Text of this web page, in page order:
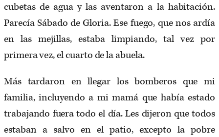
cubetas de agua y las aventaron a la habitación.
Parecía Sábado de Gloria. Ese fuego, que nos ardía
en las mejillas, estaba limpiando, tal vez por
primera vez, el cuarto de la abuela.
Más tardaron en llegar los bomberos que mi
familia, incluyendo a mi mamá que había estado
trabajando fuera todo el día. Les dijeron que todos
estaban a salvo en el patio, excepto la pobre